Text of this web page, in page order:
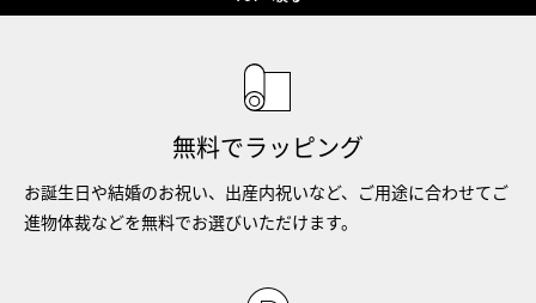
無料でラッピング
お誕生日や結婚のお祝い、出産内祝いなど、ご用途に合わせてご
進物体裁などを無料でお選びいただけます。